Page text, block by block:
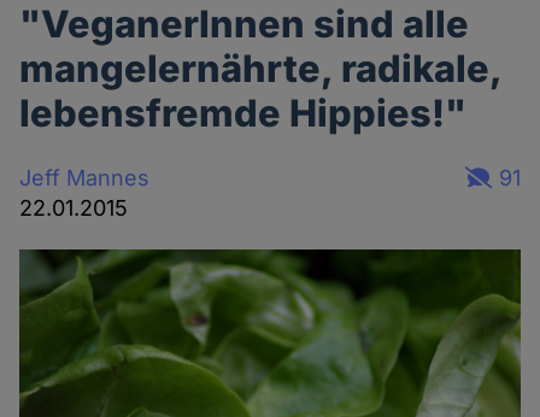
"VeganerInnen sind alle
mangelernährte, radikale,
lebensfremde Hippies!"
Jeff Mannes
22.01.2015
91